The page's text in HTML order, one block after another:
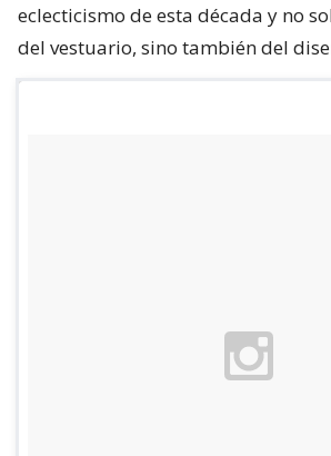
eclecticismo de esta década y no
del vestuario, sino también del